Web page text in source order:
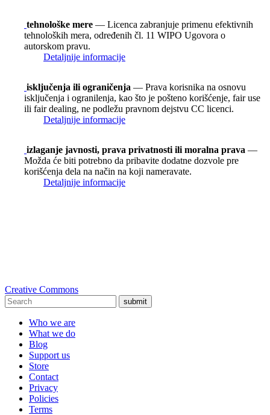
tehnološke mere — Licenca zabranjuje primenu efektivnih
tehnoloških mera, određenih čl. 11 WIPO Ugovora o
autorskom pravu.
Detaljnije informacije
isključenja ili ograničenja — Prava korisnika na osnovu
isključenja i ogranilenja, kao što je pošteno korišćenje, fair use
ili fair dealing, ne podležu pravnom dejstvu CC licenci.
Detaljnije informacije
izlaganje javnosti, prava privatnosti ili moralna prava —
Možda će biti potrebno da pribavite dodatne dozvole pre
korišćenja dela na način na koji nameravate.
Detaljnije informacije
Creative Commons
submit
Who we are
What we do
Blog
Support us
Store
Contact
Privacy
Policies
Terms